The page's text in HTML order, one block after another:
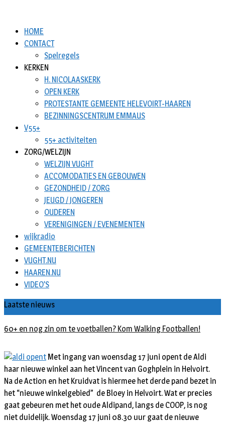
HOME
CONTACT
Spelregels
KERKEN
H. NICOLAASKERK
OPEN KERK
PROTESTANTE GEMEENTE HELEVOIRT-HAAREN
BEZINNINGSCENTRUM EMMAUS
V55+
55+ activiteiten
ZORG/WELZIJN
WELZIJN VUGHT
ACCOMODATIES EN GEBOUWEN
GEZONDHEID / ZORG
JEUGD / JONGEREN
OUDEREN
VERENIGINGEN / EVENEMENTEN
wijkradio
GEMEENTEBERICHTEN
VUGHT.NU
HAAREN.NU
VIDEO’S
Laatste nieuws
60+ en nog zin om te voetballen? Kom Walking Footballen!
Met ingang van woensdag 17 juni opent de Aldi
haar nieuwe winkel aan het Vincent van Goghplein in Helvoirt.
Na de Action en het Kruidvat is hiermee het derde pand bezet in
het “nieuwe winkelgebied” de Bloey in Helvoirt. Wat er precies
gaat gebeuren met het oude Aldipand, langs de COOP, is nog
niet duidelijk. Woensdag 17 juni 08.30 uur gaat de nieuwe